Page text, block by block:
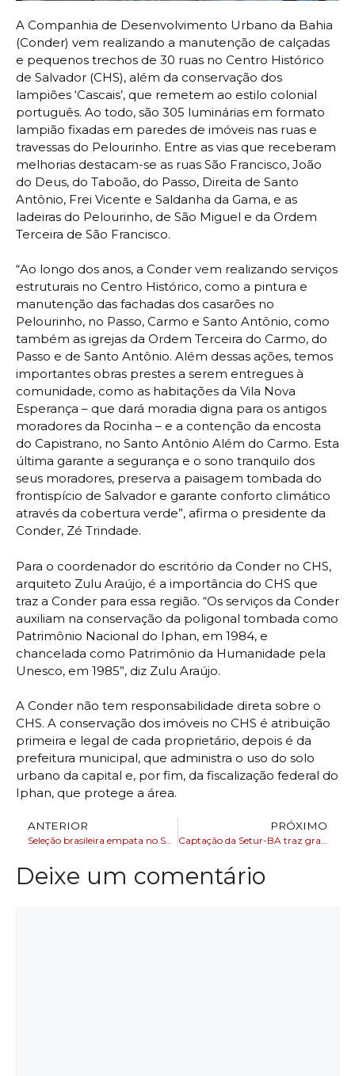
A Companhia de Desenvolvimento Urbano da Bahia
(Conder) vem realizando a manutenção de calçadas
e pequenos trechos de 30 ruas no Centro Histórico
de Salvador (CHS), além da conservação dos
lampiões ‘Cascais’, que remetem ao estilo colonial
português. Ao todo, são 305 luminárias em formato
lampião fixadas em paredes de imóveis nas ruas e
travessas do Pelourinho. Entre as vias que receberam
melhorias destacam-se as ruas São Francisco, João
do Deus, do Taboão, do Passo, Direita de Santo
Antônio, Frei Vicente e Saldanha da Gama, e as
ladeiras do Pelourinho, de São Miguel e da Ordem
Terceira de São Francisco.
“Ao longo dos anos, a Conder vem realizando serviços
estruturais no Centro Histórico, como a pintura e
manutenção das fachadas dos casarões no
Pelourinho, no Passo, Carmo e Santo Antônio, como
também as igrejas da Ordem Terceira do Carmo, do
Passo e de Santo Antônio. Além dessas ações, temos
importantes obras prestes a serem entregues à
comunidade, como as habitações da Vila Nova
Esperança – que dará moradia digna para os antigos
moradores da Rocinha – e a contenção da encosta
do Capistrano, no Santo Antônio Além do Carmo. Esta
última garante a segurança e o sono tranquilo dos
seus moradores, preserva a paisagem tombada do
frontispício de Salvador e garante conforto climático
através da cobertura verde”, afirma o presidente da
Conder, Zé Trindade.
Para o coordenador do escritório da Conder no CHS,
arquiteto Zulu Araújo, é a importância do CHS que
traz a Conder para essa região. “Os serviços da Conder
auxiliam na conservação da poligonal tombada como
Patrimônio Nacional do Iphan, em 1984, e
chancelada como Patrimônio da Humanidade pela
Unesco, em 1985”, diz Zulu Araújo.
A Conder não tem responsabilidade direta sobre o
CHS. A conservação dos imóveis no CHS é atribuição
primeira e legal de cada proprietário, depois é da
prefeitura municipal, que administra o uso do solo
urbano da capital e, por fim, da fiscalização federal do
Iphan, que protege a área.
ANTERIOR
Seleção brasileira empata no Sul-Americano Sub-16 com gol de Ruan Pablo
PRÓXIMO
Captação da Setur-BA traz grande evento corporativo para Salvador, que movimenta turismo de negócios
Deixe um comentário